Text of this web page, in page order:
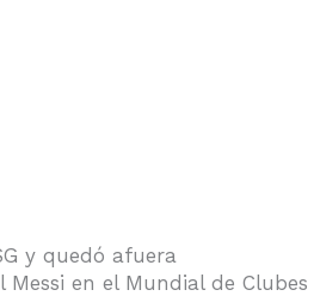
y quedó afuera
Messi en el Mundial de